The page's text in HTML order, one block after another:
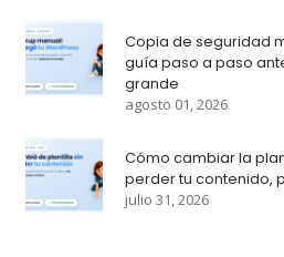
Copia de seguridad
guía paso a paso
grande
agosto 01, 2026
Cómo cambiar la
perder tu contenido,
julio 31, 2026